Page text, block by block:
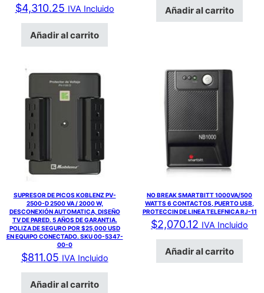
$4,310.25 IVA Incluido
Añadir al carrito
Añadir al carrito
SUPRESOR DE PICOS KOBLENZ PV-
2500-D 2500 VA / 2000 W,
DESCONEXIÓN AUTOMATICA, DISEÑO
TV DE PARED. 5 AÑOS DE GARANTIA.
POLIZA DE SEGURO POR $25,000 USD
EN EQUIPO CONECTADO. SKU 00-5347-
00-0
$811.05 IVA Incluido
Añadir al carrito
NO BREAK SMARTBITT 1000VA/500
WATTS 6 CONTACTOS, PUERTO USB,
PROTECCIN DE LINEA TELEFNICA RJ-11
$2,070.12 IVA Incluido
Añadir al carrito